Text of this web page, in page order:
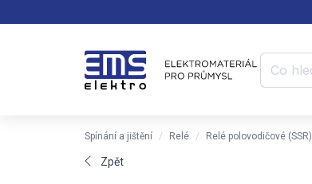
Spínání a jištění Relé Relé polovodičové (SSR)
Zpět